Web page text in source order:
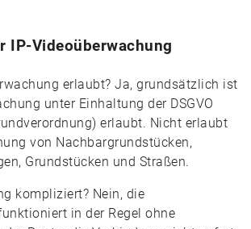
IP-Videoüberwachung
erlaubt? Ja, grundsätzlich ist
unter Einhaltung der DSGVO
erlaubt. Nicht erlaubt
von Nachbargrundstücken,
Grundstücken und Straßen.
kompliziert? Nein, die
in der Regel ohne